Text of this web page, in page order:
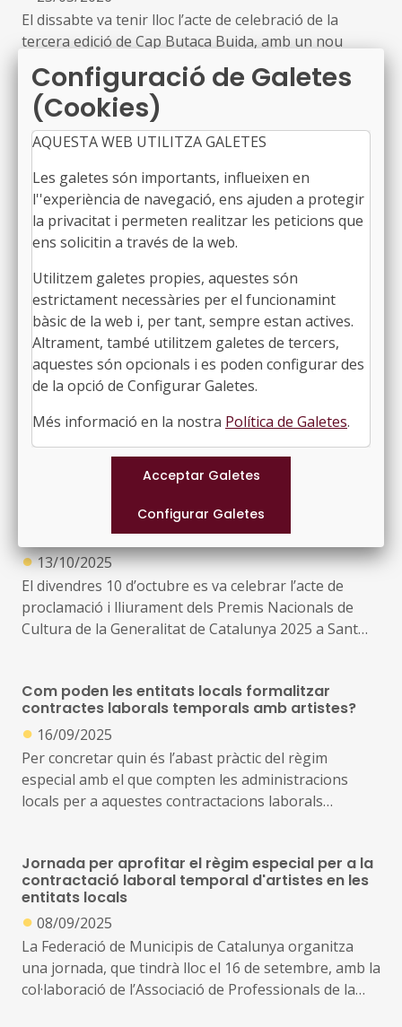
autors Cristian Añó i Eduard Arderiu, i,
posteriorment, es va celebrar la taula rodona
‘L'externalització en el sector cultural: alternatives i
millores en les condicions de treball’
El dissabte va tenir lloc l’acte de celebració de la
tercera edició de Cap Butaca Buida, amb un nou
rècord de públic en tots els àmbits: 81.513
espectadors, 261 espais escènics, 305 espectacles i
347 funcions en una mateixa jornada
L’acte, organitzat per ADETCA a l'Antiga Fàbrica
Damm, va comptar amb la presència de la secretària
general de la Federació de Municipis de Catalunya,
Susanna Mérida
Els museus locals consoliden la gestió de les
col·leccions i reforcen el seu paper com a
comunitat
09/02/2026
L’Informe de resultats del Cercle de Comparació
Intermunicipal de Museus Locals de la Diputació de
Barcelona, confirma la tendència positiva de la Xarxa
de Museus Locals tant en la gestió de les col·leccions
com en l’activitat i l’ús del servei
ODS – FOCUS D’INNOVACIÓ LOCAL:
El paper dels museus a l'hora de mobilitzar la
ciutadania en l'afrontament de reptes ecològics
●07/01/2026
ODS número 11: Ciutats i comunitats sostenibles,
ODS número 13: Acció climàtica i ODS número 15:
Vida terrestre
l’impacte ambiental de les activitats humanes i en la
protecció dels ecosistemes
D'aqui la importància de conscienciar, implicar i
empoderar la societat en el seu conjunt per avançar
en la transició ecològica, un objectiu al que poden fer
L’FMC assisteix a l’acte de lliurament dels Premis
Nacionals de Cultura
●13/10/2025
El divendres 10 d’octubre es va celebrar l’acte de
proclamació i lliurament dels Premis Nacionals de
Cultura de la Generalitat de Catalunya 2025 a Sant
música, les arts visuals, la dansa i la cultura popular; i
el jurat valora la seva excel·lència i la creativitat, que
trenquen límits per transformar l’art i la societat
El representant de la Federació de Municipis de
Catalunya que hi va assistir va ser el secretari
Com poden les entitats locals formalitzar
contractes laborals temporals amb artistes?
● 16/09/2025
Per concretar quin és l’abast pràctic del règim
especial amb el que compten les administracions
locals per a aquestes contractacions laborals
ha comptat amb la col·laboració de l’Associació de
Professionals de la Interpretació i la Direcció de
Catalunya (AADPC)
Jornada per aprofitar el règim especial per a la
contractació laboral temporal d'artistes en les
entitats locals
● 08/09/2025
La Federació de Municipis de Catalunya organitza
una jornada, que tindrà lloc el 16 de setembre, amb la
col·laboració de l’Associació de Professionals de la
Configuració de Galetes
(Cookies)
AQUESTA WEB UTILITZA GALETES
Les galetes són importants, influeixen en
l''experiència de navegació, ens ajuden a protegir
la privacitat i permeten realitzar les peticions que
ens solicitin a través de la web.
Utilitzem galetes propies, aquestes són
estrictament necessàries per el funcionamint
bàsic de la web i, per tant, sempre estan actives.
Altrament, també utilitzem galetes de tercers,
aquestes són opcionals i es poden configurar des
de la opció de Configurar Galetes.
Més informació en la nostra Política de Galetes.